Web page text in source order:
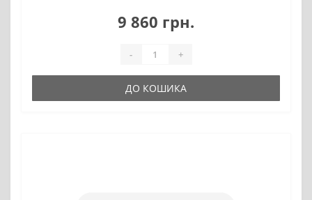
9 860 грн.
- +
ДО КОШИКА